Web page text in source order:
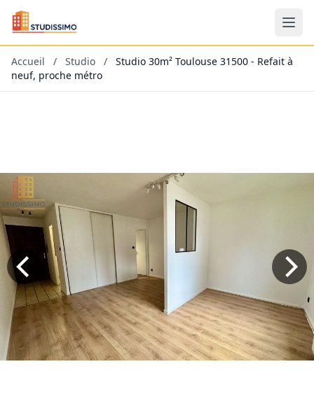
Accueil / Studio /
Studio 30m² Toulouse 31500 - Refait à
neuf, proche métro